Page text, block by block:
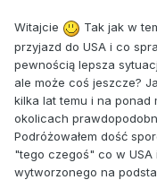
Witajcie
Tak jak w
przyjazd do USA i co
pewnością lepsza
ale może coś jeszcze?
kilka lat temu i na ponad
okolicach
Podróżowałem dość
"tego czegoś" co w USA
wytworzonego na